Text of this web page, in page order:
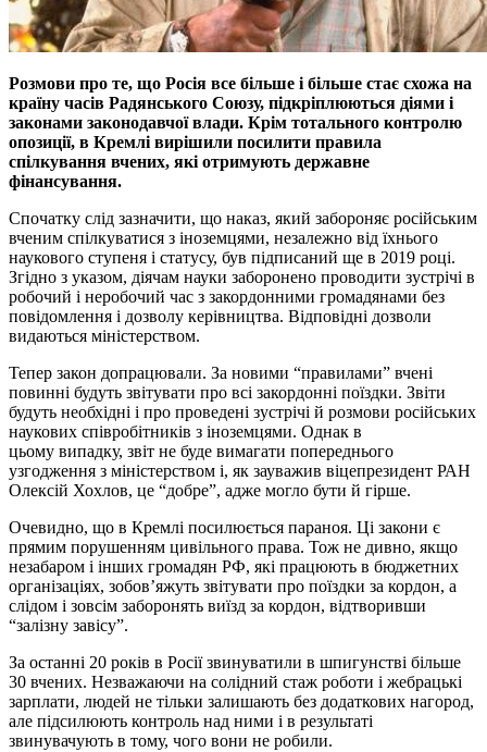
Розмови про те, що Росія все більше і більше стає схожа на
країну часів Радянського Союзу, підкріплюються діями і
законами законодавчої влади. Крім тотального контролю
опозиції, в Кремлі вирішили посилити правила
спілкування вчених, які отримують державне
фінансування.
Спочатку слід зазначити, що наказ, який забороняє російським
вченим спілкуватися з іноземцями, незалежно від їхнього
наукового ступеня і статусу, був підписаний ще в 2019 році.
Згідно з указом, діячам науки заборонено проводити зустрічі в
робочий і неробочий час з закордонними громадянами без
повідомлення і дозволу керівництва. Відповідні дозволи
видаються міністерством.
Тепер закон допрацювали. За новими “правилами” вчені
повинні будуть звітувати про всі закордонні поїздки. Звіти
будуть необхідні і про проведені зустрічі й розмови російських
наукових співробітників з іноземцями. Однак в
цьому випадку, звіт не буде вимагати попереднього
узгодження з міністерством і, як зауважив віцепрезидент РАН
Олексій Хохлов, це “добре”, адже могло бути й гірше.
Очевидно, що в Кремлі посилюється параноя. Ці закони є
прямим порушенням цивільного права. Тож не дивно, якщо
незабаром і інших громадян РФ, які працюють в бюджетних
організаціях, зобов’яжуть звітувати про поїздки за кордон, а
слідом і зовсім заборонять виїзд за кордон, відтворивши
“залізну завісу”.
За останні 20 років в Росії звинуватили в шпигунстві більше
30 вчених. Незважаючи на солідний стаж роботи і жебрацькі
зарплати, людей не тільки залишають без додаткових нагород,
але підсилюють контроль над ними і в результаті
звинувачують в тому, чого вони не робили.